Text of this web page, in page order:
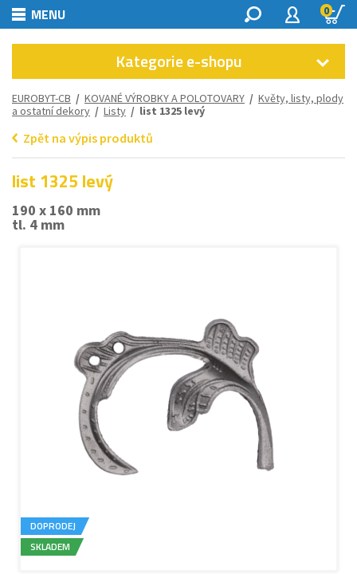
MENU 0
Kategorie e-shopu
EUROBYT-CB / KOVANÉ VÝROBKY A POLOTOVARY / Květy, listy, plody
a ostatní dekory / Listy / list 1325 levý
Zpět na výpis produktů
list 1325 levý
190 x 160 mm
tl. 4 mm
DOPRODEJ
SKLADEM